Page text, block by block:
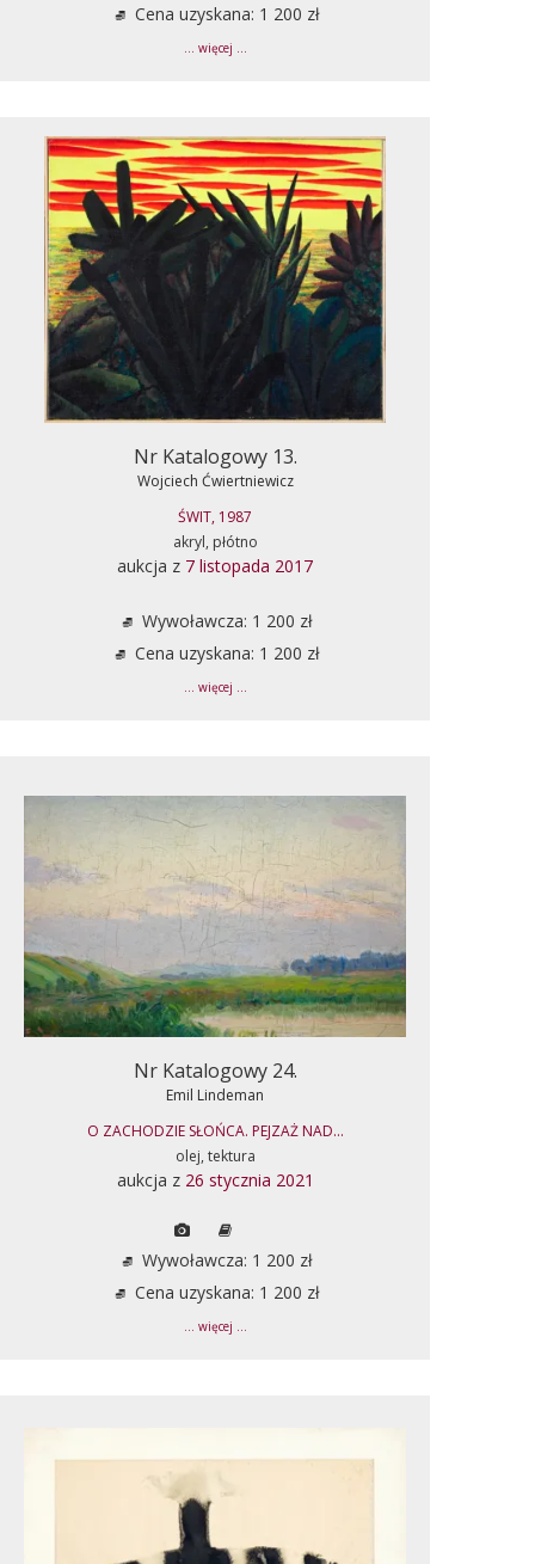
Cena uzyskana: 1 200 zł
... więcej ...
Nr Katalogowy 13.
Wojciech Ćwiertniewicz
ŚWIT, 1987
akryl, płótno
aukcja z 7 listopada 2017
Wywoławcza: 1 200 zł
Cena uzyskana: 1 200 zł
... więcej ...
Nr Katalogowy 24.
Emil Lindeman
O ZACHODZIE SŁOŃCA. PEJZAŻ NAD...
olej, tektura
aukcja z 26 stycznia 2021
Wywoławcza: 1 200 zł
Cena uzyskana: 1 200 zł
... więcej ...